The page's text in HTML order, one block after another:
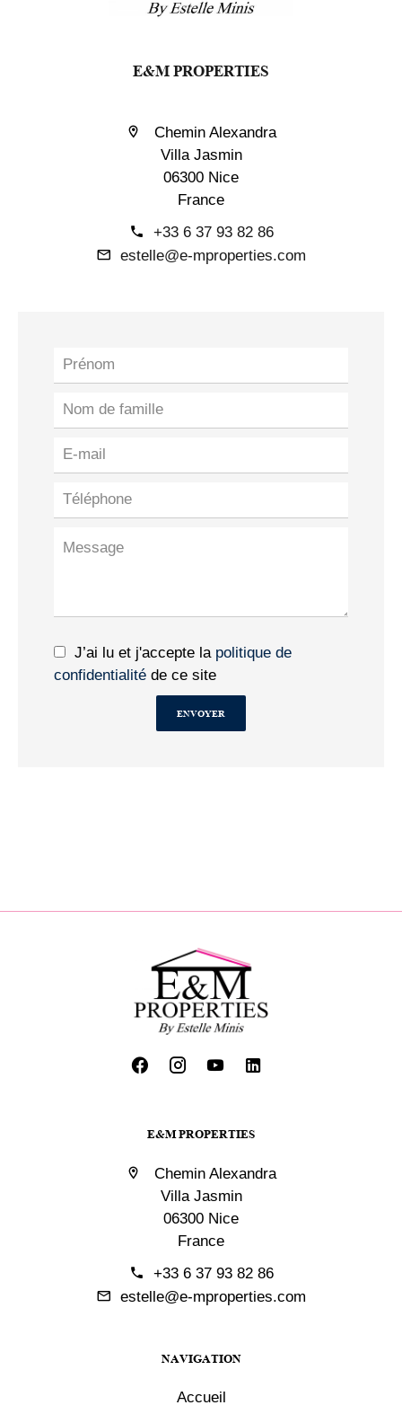
E&M PROPERTIES
Chemin Alexandra
Villa Jasmin
06300 Nice
France
+33 6 37 93 82 86
estelle@e-mproperties.com
J’ai lu et j'accepte la politique de
confidentialité de ce site
ENVOYER
E&M PROPERTIES
Chemin Alexandra
Villa Jasmin
06300 Nice
France
+33 6 37 93 82 86
estelle@e-mproperties.com
NAVIGATION
Accueil